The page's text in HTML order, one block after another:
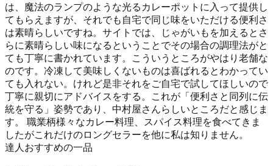
は、魔法のランプのような光るカレーポットに入って提供し
てもらえますが、それでも自宅で同じ味をいただける便利さ
は素晴らしいですね。サイトでは、じゃがいもを加えるとさ
らに素晴らしい味になるということでその場合の調理法がと
ても丁寧に書かれています。こういうところがやはり老舗な
のです。冷凍して美味しくないものは喜ばれるとわかってい
ても入れない。けれど是非それをご自宅で試してほしいので
丁寧に親切にアドバイスをする。これが「便利さと同列に伝
統を守る」姿勢であり、中村屋さんらしいところだと感じま
す。 職業柄様々なカレー料理、スパイス料理を食べてきま
したがこれだけのロングセラーを他に私は知りません。
達人おすすめの一品